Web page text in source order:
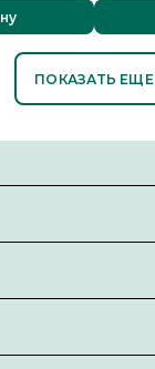
ПОКАЗАТЬ ЕЩЕ